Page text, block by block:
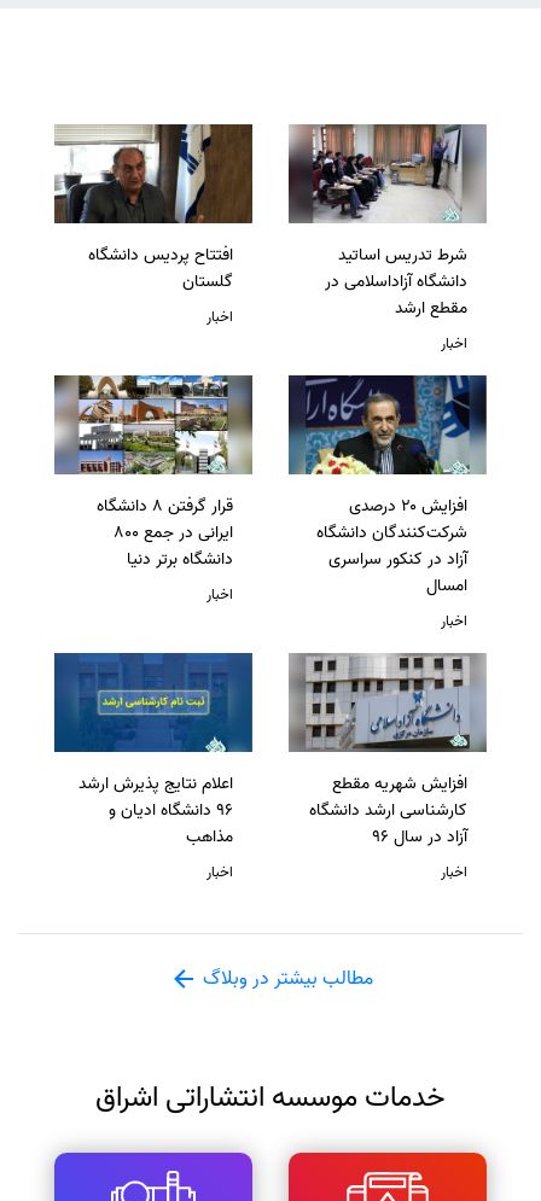
شرط تدریس اساتید
دانشگاه آزاداسلامی در
مقطع ارشد
اخبار
افتتاح پردیس دانشگاه
گلستان
اخبار
افزایش ۲۰ درصدی
شرکت‌کنندگان دانشگاه
آزاد در کنکور سراسری
امسال
اخبار
قرار گرفتن 8 دانشگاه
ایرانی در جمع 800
دانشگاه برتر دنیا
اخبار
افزایش شهریه مقطع
کارشناسی ارشد دانشگاه
آزاد در سال 96
اخبار
اعلام نتایج پذیرش ارشد
96 دانشگاه ادیان و
مذاهب
اخبار
مطالب بیشتر در وبلاگ
خدمات موسسه انتشاراتی اشراق